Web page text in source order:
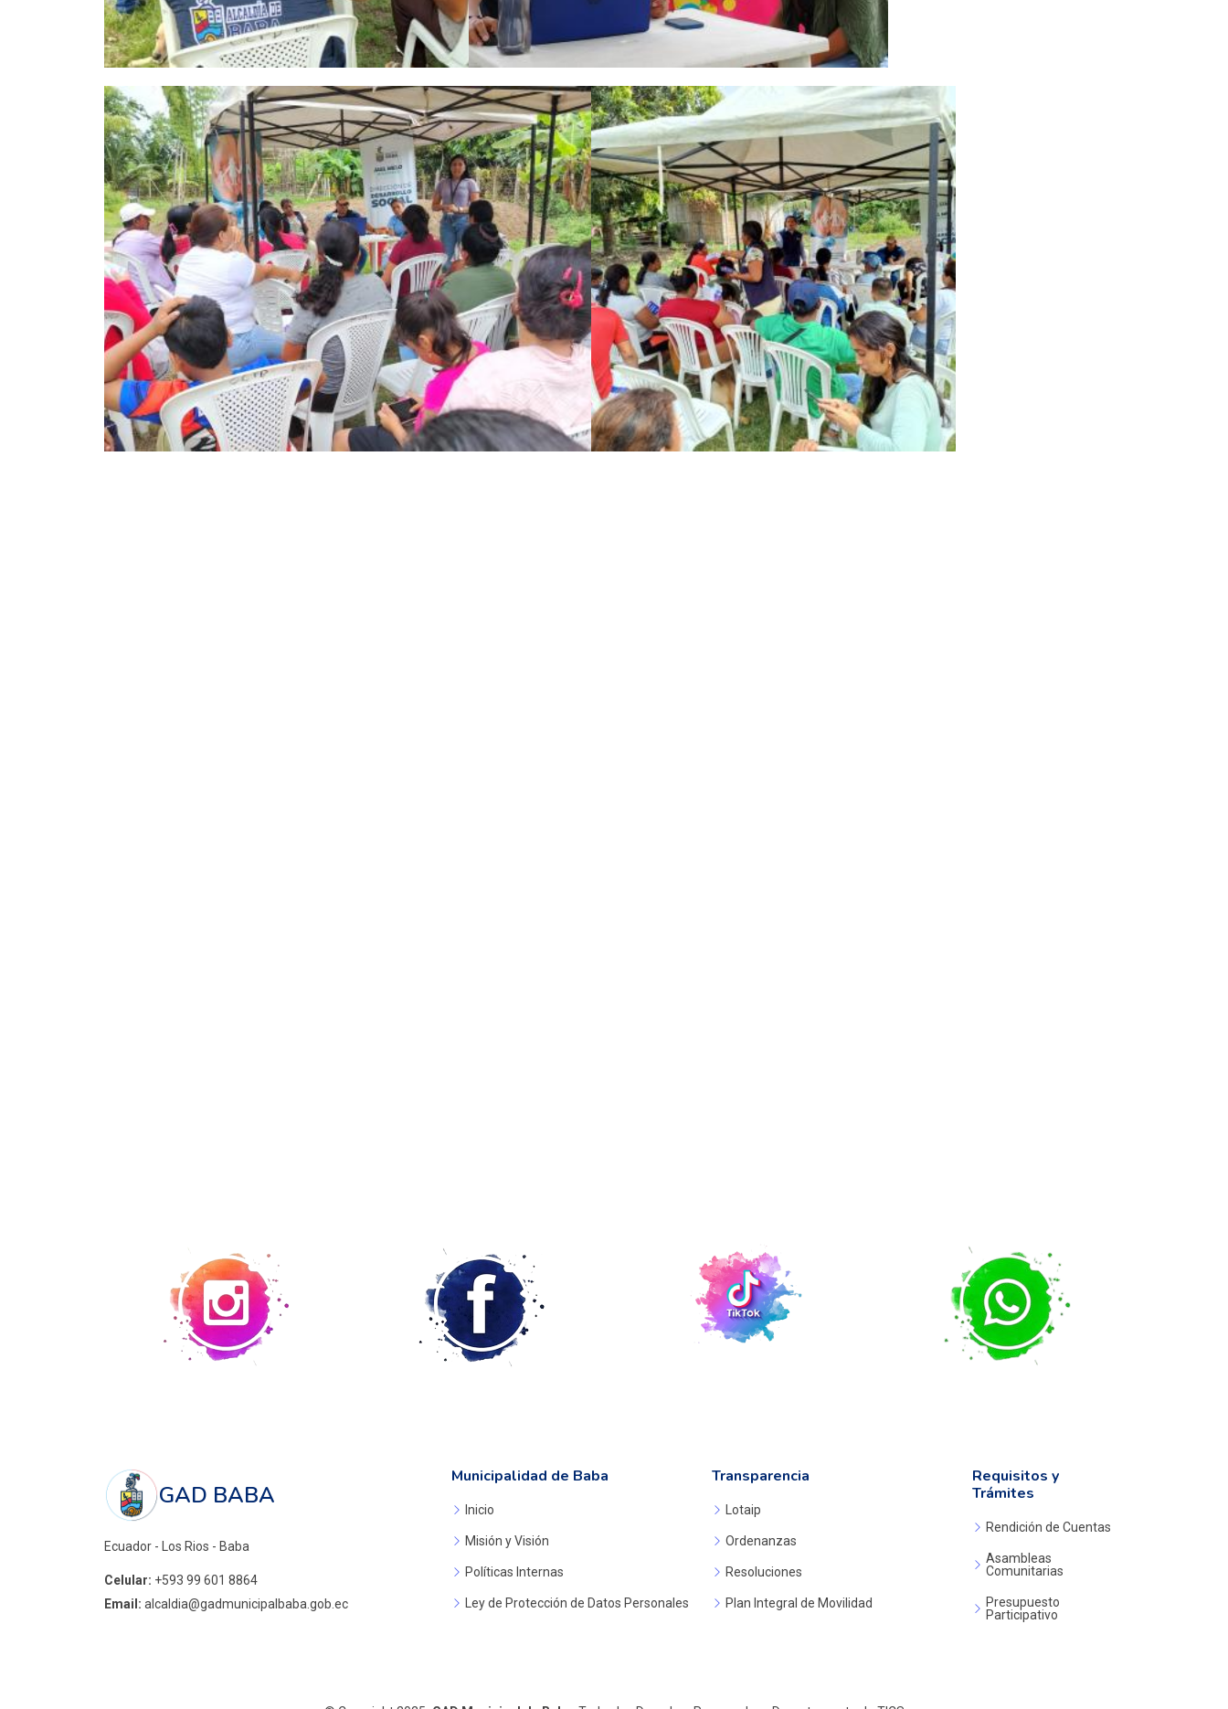
GAD BABA
Ecuador - Los Rios - Baba
Celular: +593 99 601 8864
Email: alcaldia@gadmunicipalbaba.gob.ec
Municipalidad de Baba
Inicio
Misión y Visión
Políticas Internas
Ley de Protección de Datos Personales
Transparencia
Lotaip
Ordenanzas
Resoluciones
Plan Integral de Movilidad
Requisitos y
Trámites
Rendición de Cuentas
Asambleas
Comunitarias
Presupuesto
Participativo